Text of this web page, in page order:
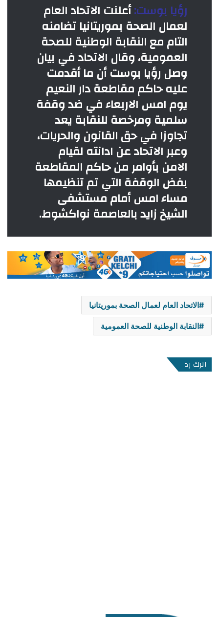
رؤيا بوست:أعلنت الاتحاد العام
لعمال الصحة بموريتانيا تضامنه
التام مع النقابة الوطنية للصحة
العمومية، وقال الاتحاد في بيان
وصل رؤيا بوست أن ما أقدمت
عليه حاكم مقاطعة دار النعيم
يوم امس الاربعاء في ضد وقفة
سلمية ومرخصة للنقابة يعد
تجاوزا في حق القانون والحريات،
وعبر الاتحاد عن ادانته لقيام
الامن بأوامر من حاكم المقاطعة
بفض الوقفة التي تم تنظيمها
مساء امس أمام مستشفى
الشيخ زايد بالعاصمة نواكشوط.
الاتحاد العام لعمال الصحة بموريتانيا
النقابة الوطنية للصحة العمومية
اترك رد